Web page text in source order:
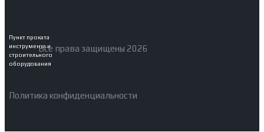
Пункт проката
инструмента и
строительного
оборудования
Все права защищены 2026
Политика конфиденциальности